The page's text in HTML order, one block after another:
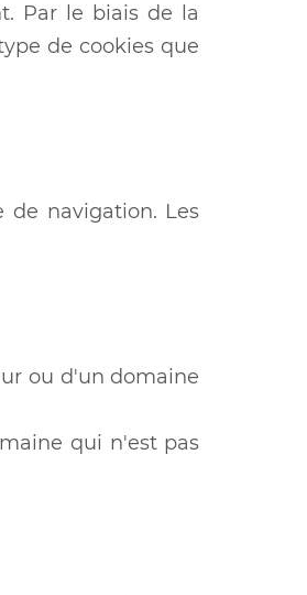
Par le biais de la
de cookies que
de navigation. Les
ou d'un domaine
qui n'est pas